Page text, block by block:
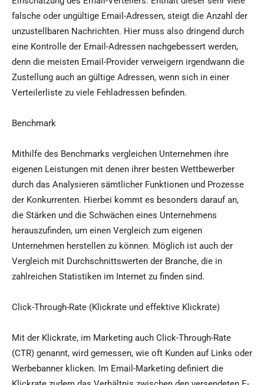
falsche oder ungültige Email-Adressen, steigt die Anzahl der
unzustellbaren Nachrichten. Hier muss also dringend durch
eine Kontrolle der Email-Adressen nachgebessert werden,
denn die meisten Email-Provider verweigern irgendwann die
Zustellung auch an gültige Adressen, wenn sich in einer
Verteilerliste zu viele Fehladressen befinden.
Benchmark
Mithilfe des Benchmarks vergleichen Unternehmen ihre
eigenen Leistungen mit denen ihrer besten Wettbewerber
durch das Analysieren sämtlicher Funktionen und Prozesse
der Konkurrenten. Hierbei kommt es besonders darauf an,
die Stärken und die Schwächen eines Unternehmens
herauszufinden, um einen Vergleich zum eigenen
Unternehmen herstellen zu können. Möglich ist auch der
Vergleich mit Durchschnittswerten der Branche, die in
zahlreichen Statistiken im Internet zu finden sind.
Click-Through-Rate (Klickrate und effektive Klickrate)
Mit der Klickrate, im Marketing auch Click-Through-Rate
(CTR) genannt, wird gemessen, wie oft Kunden auf Links oder
Werbebanner klicken. Im Email-Marketing definiert die